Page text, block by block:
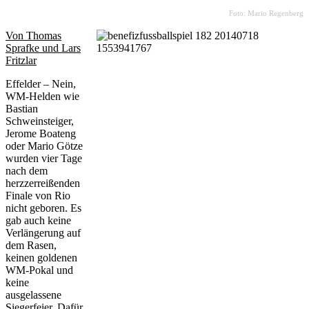
Foto: Mario Regenberg
Von Thomas
Sprafke und Lars
Fritzlar
Effelder – Nein,
WM-Helden wie
Bastian
Schweinsteiger,
Jerome Boateng
oder Mario Götze
wurden vier Tage
nach dem
herzzerreißenden
Finale von Rio
nicht geboren. Es
gab auch keine
Verlängerung auf
dem Rasen,
keinen goldenen
WM-Pokal und
keine
ausgelassene